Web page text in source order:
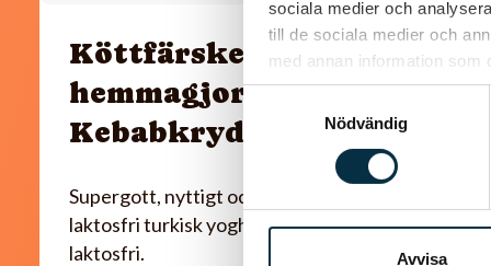
sociala medier och
till de sociala medier och
med annan information som
Samtyckesval
Nödvändig
Avvisa
Köttfärskebab med
hemmagjord
Kebabkrydda
Supergott, nyttigt och enkelt! Jag använder
laktosfri turkisk yoghurt, så blir rätten helt
laktosfri.